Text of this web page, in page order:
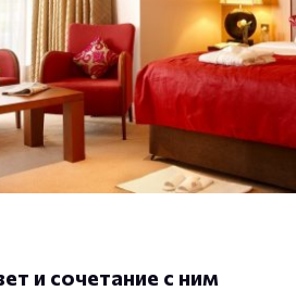
и сочетание с ним